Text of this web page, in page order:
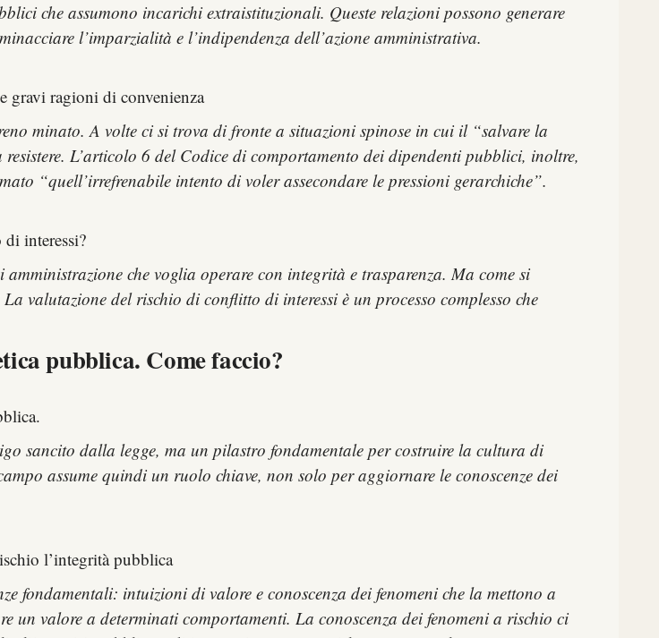
che assumono incarichi extraistituzionali. Queste relazioni possono generare
l’imparzialità e l’indipendenza dell’azione amministrativa.
gravi ragioni di convenienza
minato. A volte ci si trova di fronte a situazioni spinose in cui il “salvare la
L’articolo 6 del Codice di comportamento dei dipendenti pubblici, inoltre,
“quell’irrefrenabile intento di voler assecondare le pressioni gerarchiche”.
interessi?
che voglia operare con integrità e trasparenza. Ma come si
valutazione del rischio di conflitto di interessi è un processo complesso che
pubblica. Come faccio?
sancito dalla legge, ma un pilastro fondamentale per costruire la cultura di
assume quindi un ruolo chiave, non solo per aggiornare le conoscenze dei
l’integrità pubblica
fondamentali: intuizioni di valore e conoscenza dei fenomeni che la mettono a
un valore a determinati comportamenti. La conoscenza dei fenomeni a rischio ci